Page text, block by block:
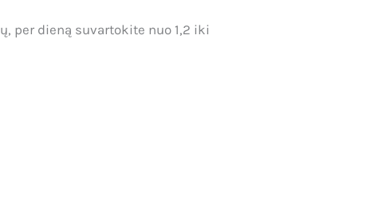
per dieną suvartokite nuo 1,2 iki